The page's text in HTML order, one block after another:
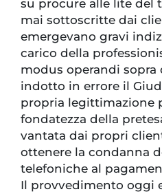
su procure alle lite del
mai sottoscritte dai
emergevano gravi
carico della
modus operandi sopra
indotto in errore il
propria legittimazione
fondatezza della
vantata dai propri
ottenere la condanna
telefoniche al
Il provvedimento oggi